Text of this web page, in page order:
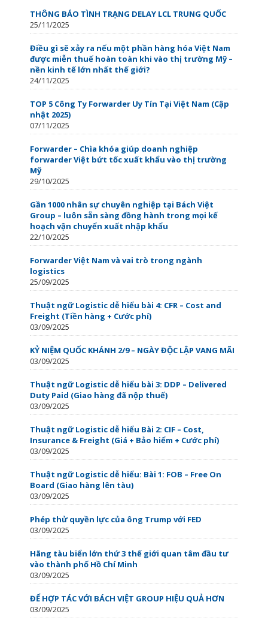
THÔNG BÁO TÌNH TRẠNG DELAY LCL TRUNG QUỐC
25/11/2025
Điều gì sẽ xảy ra nếu một phần hàng hóa Việt Nam
được miễn thuế hoàn toàn khi vào thị trường Mỹ –
nền kinh tế lớn nhất thế giới?
24/11/2025
TOP 5 Công Ty Forwarder Uy Tín Tại Việt Nam (Cập
nhật 2025)
07/11/2025
Forwarder – Chìa khóa giúp doanh nghiệp
forwarder Việt bứt tốc xuất khẩu vào thị trường
Mỹ
29/10/2025
Gần 1000 nhân sự chuyên nghiệp tại Bách Việt
Group – luôn sẵn sàng đồng hành trong mọi kế
hoạch vận chuyển xuất nhập khẩu
22/10/2025
Forwarder Việt Nam và vai trò trong ngành
logistics
25/09/2025
Thuật ngữ Logistic dễ hiểu bài 4: CFR – Cost and
Freight (Tiền hàng + Cước phí)
03/09/2025
KỶ NIỆM QUỐC KHÁNH 2/9 – NGÀY ĐỘC LẬP VANG MÃI
03/09/2025
Thuật ngữ Logistic dễ hiểu bài 3: DDP – Delivered
Duty Paid (Giao hàng đã nộp thuế)
03/09/2025
Thuật ngữ Logistic dễ hiểu Bài 2: CIF – Cost,
Insurance & Freight (Giá + Bảo hiểm + Cước phí)
03/09/2025
Thuật ngữ Logistic dễ hiểu: Bài 1: FOB – Free On
Board (Giao hàng lên tàu)
03/09/2025
Phép thử quyền lực của ông Trump với FED
03/09/2025
Hãng tàu biển lớn thứ 3 thế giới quan tâm đầu tư
vào thành phố Hồ Chí Minh
03/09/2025
ĐỂ HỢP TÁC VỚI BÁCH VIỆT GROUP HIỆU QUẢ HƠN
03/09/2025